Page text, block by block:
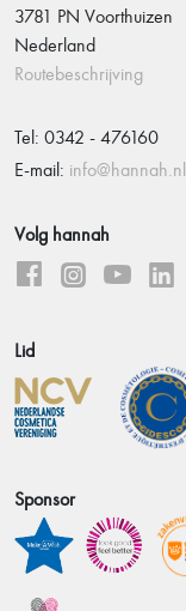
3781 PN Voorthuizen
Nederland
Routebeschrijving
Tel: 0342 - 476160
E-mail: info@hannah.nl
Volg hannah
Lid
Sponsor